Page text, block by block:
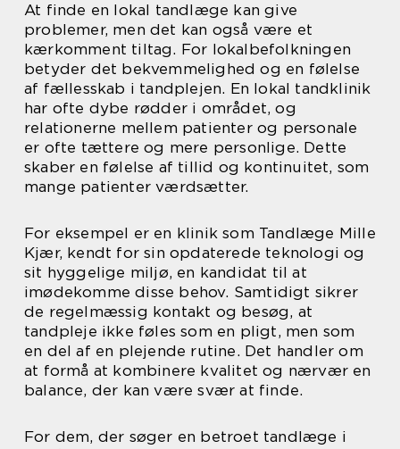
At finde en lokal tandlæge kan give
problemer, men det kan også være et
kærkomment tiltag. For lokalbefolkningen
betyder det bekvemmelighed og en følelse
af fællesskab i tandplejen. En lokal tandklinik
har ofte dybe rødder i området, og
relationerne mellem patienter og personale
er ofte tættere og mere personlige. Dette
skaber en følelse af tillid og kontinuitet, som
mange patienter værdsætter.
For eksempel er en klinik som Tandlæge Mille
Kjær, kendt for sin opdaterede teknologi og
sit hyggelige miljø, en kandidat til at
imødekomme disse behov. Samtidigt sikrer
de regelmæssig kontakt og besøg, at
tandpleje ikke føles som en pligt, men som
en del af en plejende rutine. Det handler om
at formå at kombinere kvalitet og nærvær en
balance, der kan være svær at finde.
For dem, der søger en betroet tandlæge i